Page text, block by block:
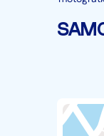
Części
Części